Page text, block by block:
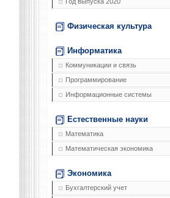
Физическая культура
Информатика
Коммуникации и связь
Программирование
Информационные системы
Естественные науки
Математика
Математическая экономика
Экономика
Бухгалтерский учет